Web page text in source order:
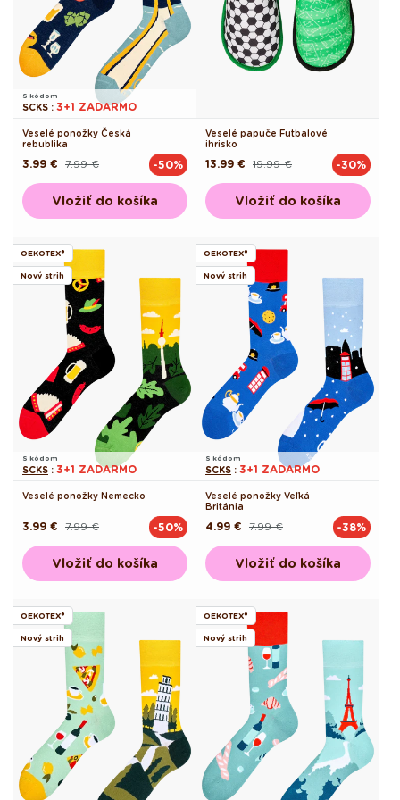
S kódom
SCKS : 3+1 ZADARMO
Veselé ponožky Česká
rebublika
Pôvodná7.99 €
Akciová
3.99 € -50%
Vložiť do košíka
Veselé papuče Futbalové
ihrisko
Pôvodná19.99 €
Akciová
13.99 € -30%
Vložiť do košíka
OEKOTEX®
Nový strih
S kódom
SCKS : 3+1 ZADARMO
Veselé ponožky Nemecko
Pôvodná7.99 €
Akciová
3.99 € -50%
Vložiť do košíka
OEKOTEX®
Nový strih
S kódom
SCKS : 3+1 ZADARMO
Veselé ponožky Veľká
Británia
Pôvodná7.99 €
Akciová
4.99 € -38%
Vložiť do košíka
OEKOTEX®
Nový strih
OEKOTEX®
Nový strih